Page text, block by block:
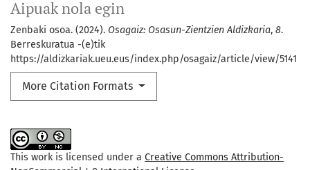
Aipuak nola egin
Zenbaki osoa. (2024). Osagaiz: Osasun-Zientzien Aldizkaria, 8.
Berreskuratua -(e)tik
https://aldizkariak.ueu.eus/index.php/osagaiz/article/view/5141
More Citation Formats
This work is licensed under a Creative Commons Attribution-